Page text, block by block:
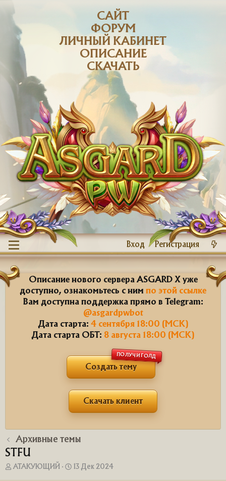
САЙТ
ФОРУМ
ЛИЧНЫЙ КАБИНЕТ
ОПИСАНИЕ
СКАЧАТЬ
Вход Регистрация
Описание нового сервера ASGARD X уже
доступно, ознакомьтесь с ним по этой ссылке
Вам доступна поддержка прямо в Telegram:
@asgardpwbot
Дата старта: 4 сентября 18:00 (МСК)
Дата старта ОБТ: 8 августа 18:00 (МСК)
Создать тему
ПОЛУЧИ ГОЛД
Скачать клиент
Архивные темы
STFU
А
АТАКУЮЩИЙ
Д
13 Дек 2024